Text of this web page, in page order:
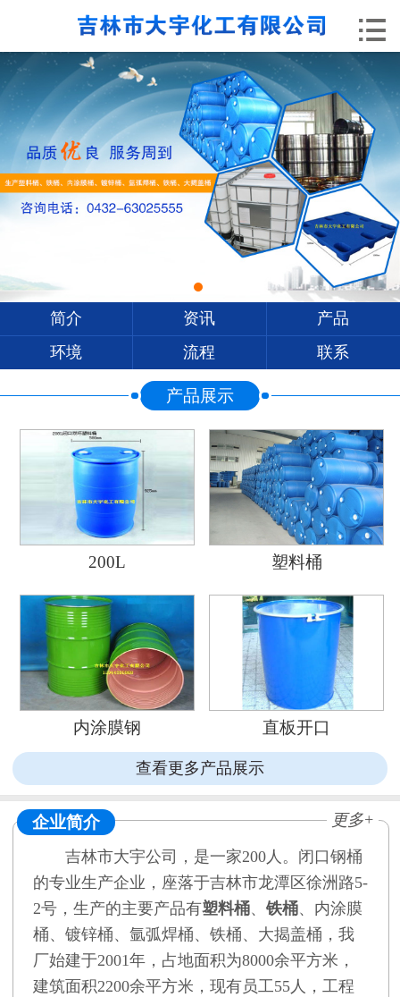
 网站首页
企业简介
领导致辞
产品展示
行业资讯
工艺流程
资质荣誉
营销网络
联系我们

简介 资讯
产品
环境
流程 联系
产品展示
200L 塑料桶
内涂膜钢 直板开口
查看更多产品展示
企业简介 更多+
吉林市大宇公司，是一家200人。闭口钢桶
的专业生产企业，座落于吉林市龙潭区徐洲路5-
2号，生产的主要产品有塑料桶、铁桶、内涂膜
桶、镀锌桶、氩弧焊桶、铁桶、大揭盖桶，我
厂始建于2001年，占地面积为8000余平方米，
建筑面积2200余平方米，现有员工55人，工程